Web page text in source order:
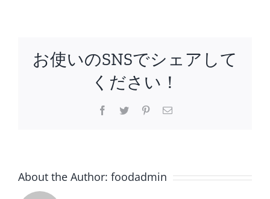
お使いのSNSでシェアして
ください！
Facebook
Twitter Pinterest
電
About the Author: foodadmin